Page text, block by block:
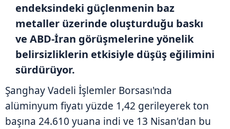
endeksindeki güçlenmenin baz
metaller üzerinde oluşturduğu baskı
ve ABD-İran görüşmelerine yönelik
belirsizliklerin etkisiyle düşüş eğilimini
sürdürüyor.
Şanghay Vadeli İşlemler Borsası'nda
alüminyum fiyatı yüzde 1,42 gerileyerek ton
başına 24.610 yuana indi ve 13 Nisan'dan bu